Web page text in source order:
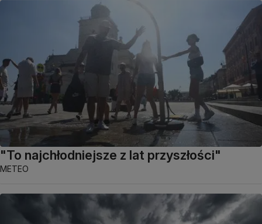
"To najchłodniejsze z lat przyszłości"
METEO